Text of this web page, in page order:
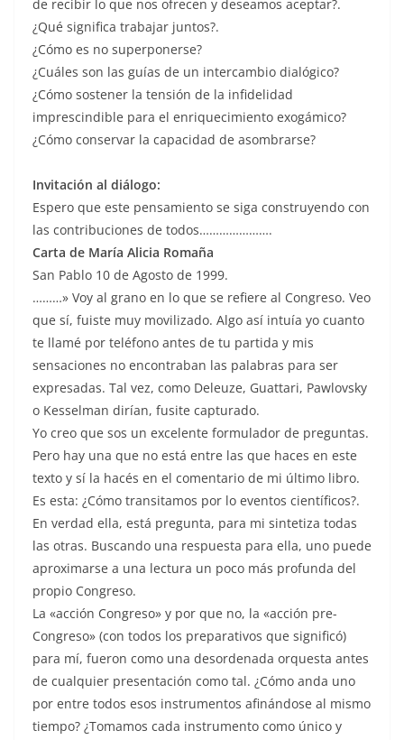
de recibir lo que nos ofrecen y deseamos aceptar?.
¿Qué significa trabajar juntos?.
¿Cómo es no superponerse?
¿Cuáles son las guías de un intercambio dialógico?
¿Cómo sostener la tensión de la infidelidad
imprescindible para el enriquecimiento exogámico?
¿Cómo conservar la capacidad de asombrarse?
Invitación al diálogo:
Espero que este pensamiento se siga construyendo con
las contribuciones de todos………………….
Carta de María Alicia Romaña
San Pablo 10 de Agosto de 1999.
………» Voy al grano en lo que se refiere al Congreso. Veo
que sí, fuiste muy movilizado. Algo así intuía yo cuanto
te llamé por teléfono antes de tu partida y mis
sensaciones no encontraban las palabras para ser
expresadas. Tal vez, como Deleuze, Guattari, Pawlovsky
o Kesselman dirían, fusite capturado.
Yo creo que sos un excelente formulador de preguntas.
Pero hay una que no está entre las que haces en este
texto y sí la hacés en el comentario de mi último libro.
Es esta: ¿Cómo transitamos por lo eventos científicos?.
En verdad ella, está pregunta, para mi sintetiza todas
las otras. Buscando una respuesta para ella, uno puede
aproximarse a una lectura un poco más profunda del
propio Congreso.
La «acción Congreso» y por que no, la «acción pre-
Congreso» (con todos los preparativos que significó)
para mí, fueron como una desordenada orquesta antes
de cualquier presentación como tal. ¿Cómo anda uno
por entre todos esos instrumentos afinándose al mismo
tiempo? ¿Tomamos cada instrumento como único y